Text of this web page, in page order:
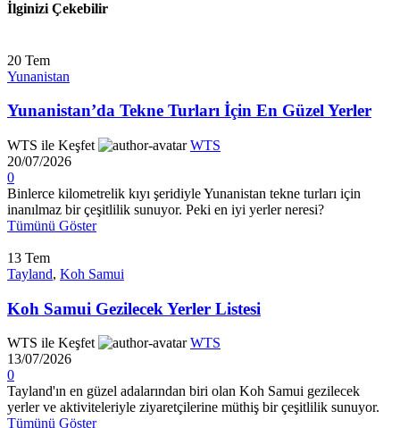
İlginizi Çekebilir
20 Tem
Yunanistan
Yunanistan’da Tekne Turları İçin En Güzel Yerler
WTS ile Keşfet
WTS
20/07/2026
0
Binlerce kilometrelik kıyı şeridiyle Yunanistan tekne turları için
inanılmaz bir çeşitlilik sunuyor. Peki en iyi yerler neresi?
Tümünü Göster
13 Tem
Tayland, Koh Samui
Koh Samui Gezilecek Yerler Listesi
WTS ile Keşfet
WTS
13/07/2026
0
Tayland'ın en güzel adalarından biri olan Koh Samui gezilecek
yerler ve aktiviteleriyle ziyaretçilerine müthiş bir çeşitlilik sunuyor.
Tümünü Göster